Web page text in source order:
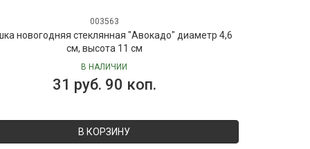
003563
новогодняя стеклянная "Авокадо" диаметр 4,6
см, высота 11 см
В НАЛИЧИИ
31 руб. 90 коп.
В КОРЗИНУ